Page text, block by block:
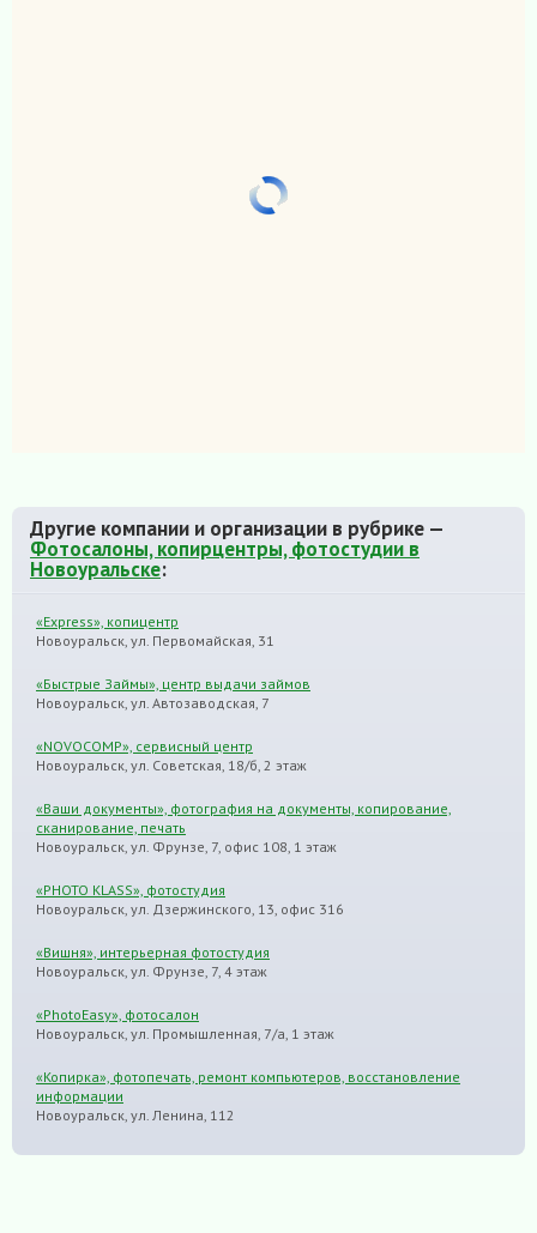
Другие компании и организации в рубрике —
Фотосалоны, копирцентры, фотостудии в
Новоуральске:
«Express», копицентр
Новоуральск, ул. Первомайская, 31
«Быстрые Займы», центр выдачи займов
Новоуральск, ул. Автозаводская, 7
«NOVOCOMP», сервисный центр
Новоуральск, ул. Советская, 18/б, 2 этаж
«Ваши документы», фотография на документы, копирование,
сканирование, печать
Новоуральск, ул. Фрунзе, 7, офис 108, 1 этаж
«PHOTO KLASS», фотостудия
Новоуральск, ул. Дзержинского, 13, офис 316
«Вишня», интерьерная фотостудия
Новоуральск, ул. Фрунзе, 7, 4 этаж
«PhotoEasy», фотосалон
Новоуральск, ул. Промышленная, 7/а, 1 этаж
«Копирка», фотопечать, ремонт компьютеров, восстановление
информации
Новоуральск, ул. Ленина, 112